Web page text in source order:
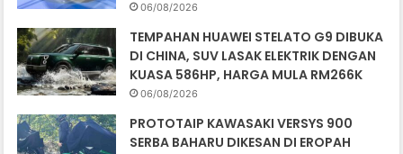
06/08/2026
TEMPAHAN HUAWEI STELATO G9 DIBUKA
DI CHINA, SUV LASAK ELEKTRIK DENGAN
KUASA 586HP, HARGA MULA RM266K
06/08/2026
PROTOTAIP KAWASAKI VERSYS 900
SERBA BAHARU DIKESAN DI EROPAH